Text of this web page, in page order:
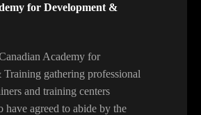
for Development &
Academy for
gathering professional
and training centers
agreed to abide by the